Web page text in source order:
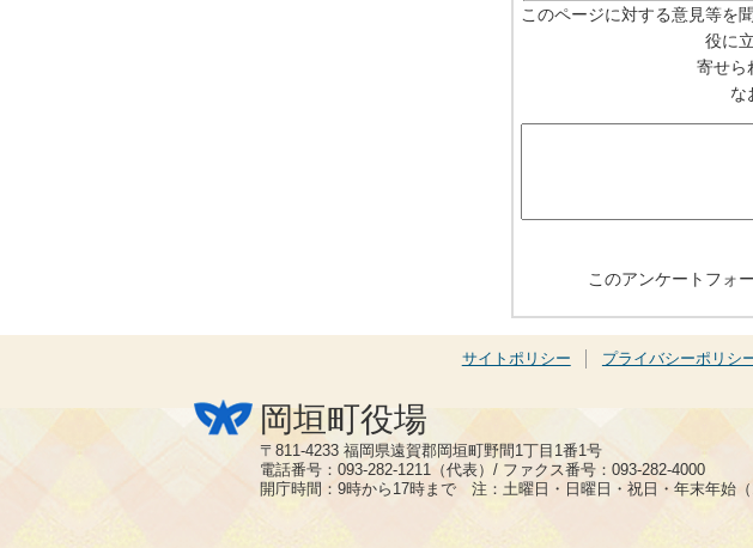
このページに対する意見等を
役に
寄せら
な
このアンケートフォ
サイトポリシー プライバシーポリシ
岡垣町役場
〒811-4233 福岡県遠賀郡岡垣町野間1丁目1番1号
電話番号：093-282-1211（代表）/ ファクス番号：093-282-4000
開庁時間：9時から17時まで 注：土曜日・日曜日・祝日・年末年始（